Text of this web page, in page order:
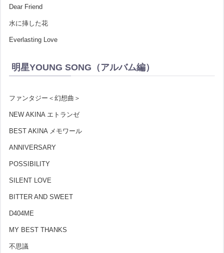
Dear Friend
水に挿した花
Everlasting Love
明星YOUNG SONG（アルバム編）
ファンタジー＜幻想曲＞
NEW AKINA エトランゼ
BEST AKINA メモワール
ANNIVERSARY
POSSIBILITY
SILENT LOVE
BITTER AND SWEET
D404ME
MY BEST THANKS
不思議